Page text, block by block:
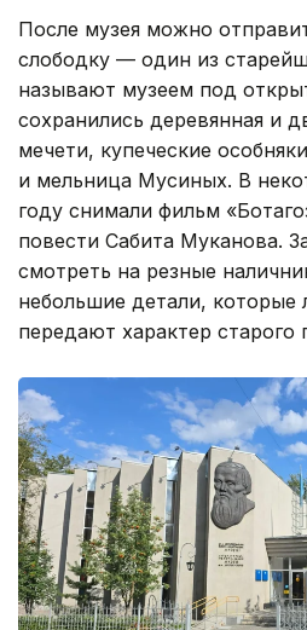
После музея можно
слободку — один из
называют музеем под
сохранились деревянная и
мечети, купеческие
и мельница Мусиных. В
году снимали фильм
повести Сабита Муканова.
смотреть на резные
небольшие детали, которые
передают характер старого